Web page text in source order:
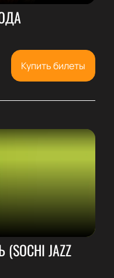
Купить билеты
JAZZ